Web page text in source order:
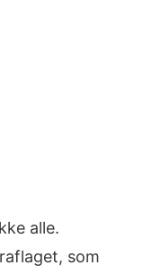
alle.
som